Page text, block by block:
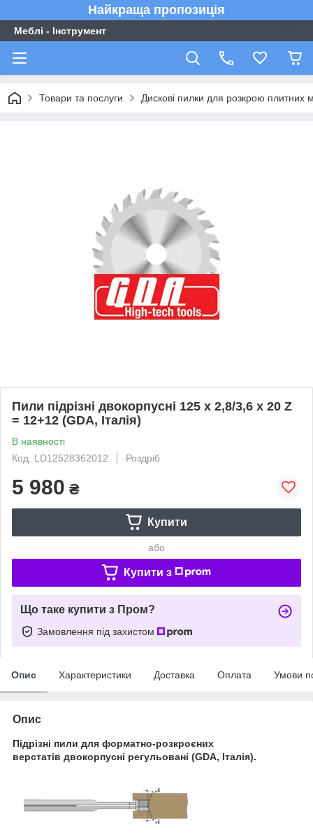
Найкраща пропозиція
Меблі - Інструмент
Товари та послуги Дискові пилки для розкрою плитних
Пили підрізні двокорпусні 125 х 2,8/3,6 х 20 Z
= 12+12 (GDA, Італія)
В наявності
Код: LD12528362012
Роздріб
5 980 ₴
Купити
або
Купити з
Що таке купити з Пром?
Замовлення під захистом
Опис Характеристики Доставка Оплата Умови
Опис
Підрізні пили для форматно-розкроєних
верстатів двокорпусні регульовані (GDA, Італія).